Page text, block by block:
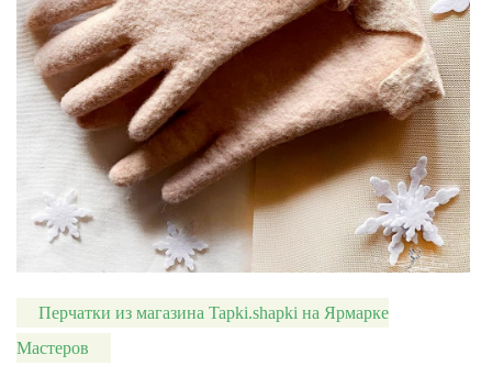
Перчатки из магазина Tapki.shapki на Ярмарке
Мастеров